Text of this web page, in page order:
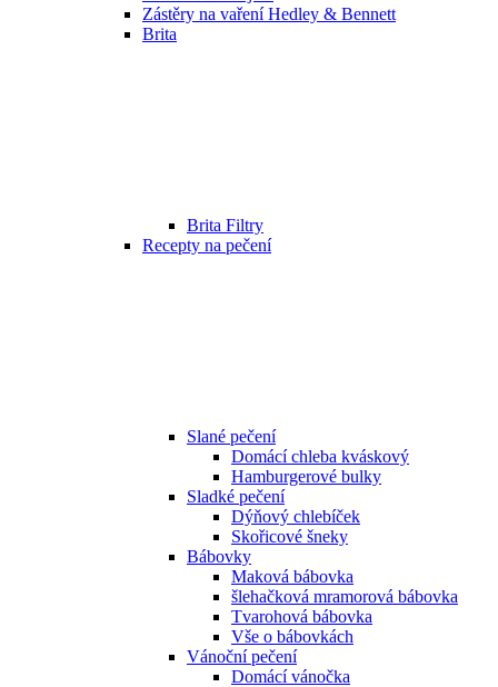
Zástěry na vaření Hedley & Bennett
Brita
Brita Filtry
Recepty na pečení
Slané pečení
Domácí chleba kváskový
Hamburgerové bulky
Sladké pečení
Dýňový chlebíček
Skořicové šneky
Bábovky
Maková bábovka
šlehačková mramorová bábovka
Tvarohová bábovka
Vše o bábovkách
Vánoční pečení
Domácí vánočka